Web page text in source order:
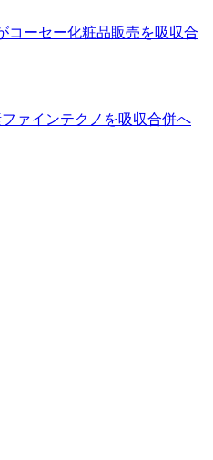
コーセー化粧品販売を吸収合
ァインテクノを吸収合併へ